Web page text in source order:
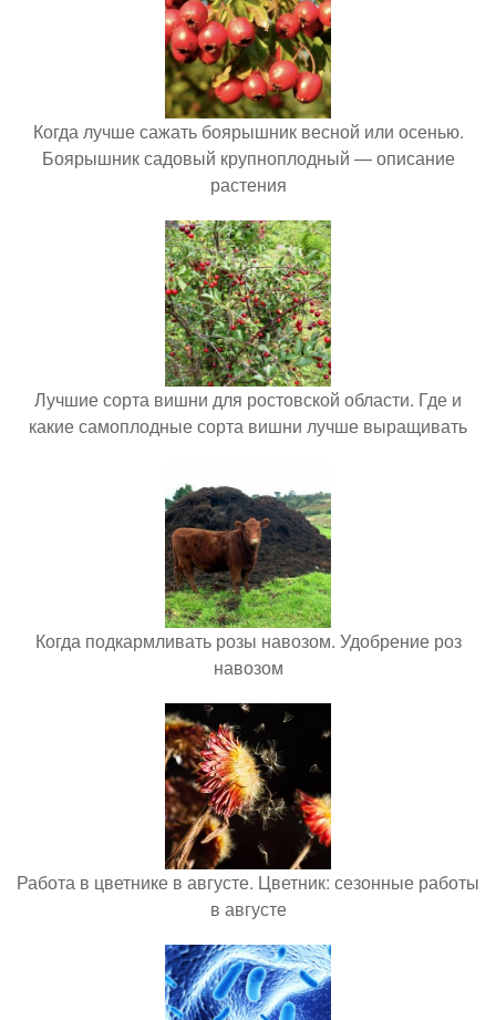
Когда лучше сажать боярышник весной или осенью.
Боярышник садовый крупноплодный — описание
растения
Лучшие сорта вишни для ростовской области. Где и
какие самоплодные сорта вишни лучше выращивать
Когда подкармливать розы навозом. Удобрение роз
навозом
Работа в цветнике в августе. Цветник: сезонные работы
в августе